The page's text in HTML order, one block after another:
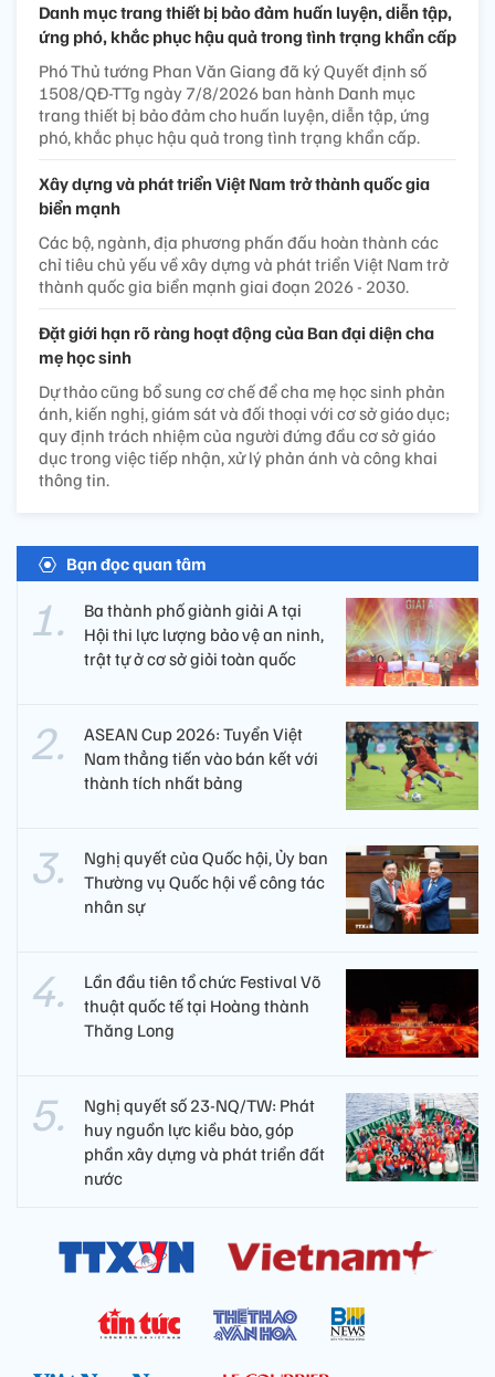
Danh mục trang thiết bị bảo đảm huấn luyện, diễn tập,
ứng phó, khắc phục hậu quả trong tình trạng khẩn cấp
Phó Thủ tướng Phan Văn Giang đã ký Quyết định số
1508/QĐ-TTg ngày 7/8/2026 ban hành Danh mục
trang thiết bị bảo đảm cho huấn luyện, diễn tập, ứng
phó, khắc phục hậu quả trong tình trạng khẩn cấp.
Xây dựng và phát triển Việt Nam trở thành quốc gia
biển mạnh
Các bộ, ngành, địa phương phấn đấu hoàn thành các
chỉ tiêu chủ yếu về xây dựng và phát triển Việt Nam trở
thành quốc gia biển mạnh giai đoạn 2026 - 2030.
Đặt giới hạn rõ ràng hoạt động của Ban đại diện cha
mẹ học sinh
Dự thảo cũng bổ sung cơ chế để cha mẹ học sinh phản
ánh, kiến nghị, giám sát và đối thoại với cơ sở giáo dục;
quy định trách nhiệm của người đứng đầu cơ sở giáo
dục trong việc tiếp nhận, xử lý phản ánh và công khai
thông tin.
Bạn đọc quan tâm
Ba thành phố giành giải A tại
Hội thi lực lượng bảo vệ an ninh,
trật tự ở cơ sở giỏi toàn quốc
ASEAN Cup 2026: Tuyển Việt
Nam thẳng tiến vào bán kết với
thành tích nhất bảng
Nghị quyết của Quốc hội, Ủy ban
Thường vụ Quốc hội về công tác
nhân sự
Lần đầu tiên tổ chức Festival Võ
thuật quốc tế tại Hoàng thành
Thăng Long
Nghị quyết số 23-NQ/TW: Phát
huy nguồn lực kiều bào, góp
phần xây dựng và phát triển đất
nước